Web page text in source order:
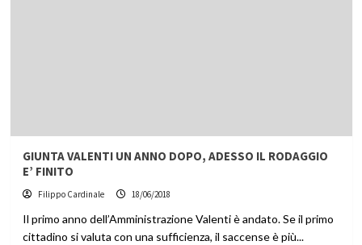
GIUNTA VALENTI UN ANNO DOPO, ADESSO IL RODAGGIO
E’ FINITO
Filippo Cardinale 18/06/2018
Il primo anno dell’Amministrazione Valenti è andato. Se il primo
cittadino si valuta con una sufficienza, il saccense è più...